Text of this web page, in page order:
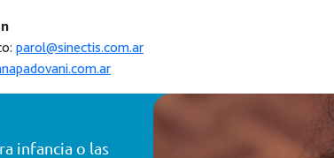
parol@sinectis.com.ar
infancia o las